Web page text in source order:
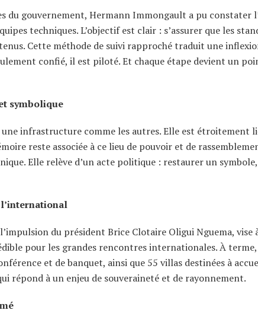
du gouvernement, Hermann Immongault a pu constater
techniques. L’objectif est clair : s’assurer que les
Cette méthode de suivi rapproché traduit une
confié, il est piloté. Et chaque étape devient un
symbolique
une infrastructure comme les autres. Elle est étroitement
reste associée à ce lieu de pouvoir et de
Elle relève d’un acte politique : restaurer un
du président Brice Clotaire Oligui Nguema,
pour les grandes rencontres internationales. À
et de banquet, ainsi que 55 villas destinées à
répond à un enjeu de souveraineté et de rayonnement.